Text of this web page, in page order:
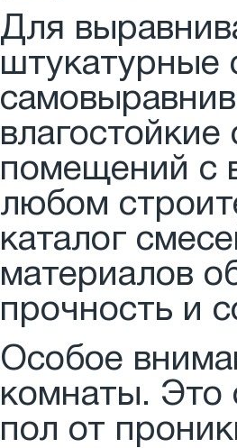
Для
штукатурные
помещений с
любом
каталог
материалов
прочность и
Особое
комнаты. Это
пол от